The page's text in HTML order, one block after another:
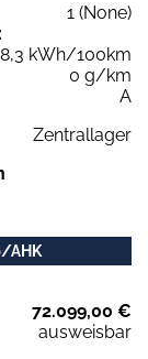
1 (None)
kWh/100km
0 g/km
A
Zentrallager
AHK
72.099,00 €
ausweisbar